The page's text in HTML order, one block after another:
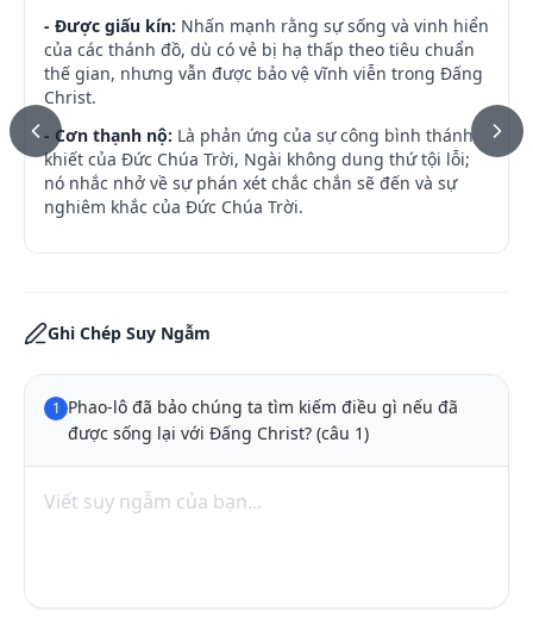
- Được giấu kín: Nhấn mạnh rằng sự sống và vinh hiển
của các thánh đồ, dù có vẻ bị hạ thấp theo tiêu chuẩn
thế gian, nhưng vẫn được bảo vệ vĩnh viễn trong Đấng
Christ.
- Cơn thạnh nộ: Là phản ứng của sự công bình thánh
khiết của Đức Chúa Trời, Ngài không dung thứ tội lỗi;
nó nhắc nhở về sự phán xét chắc chắn sẽ đến và sự
nghiêm khắc của Đức Chúa Trời.
Ghi Chép Suy Ngẫm
1 Phao-lô đã bảo chúng ta tìm kiếm điều gì nếu đã
được sống lại với Đấng Christ? (câu 1)